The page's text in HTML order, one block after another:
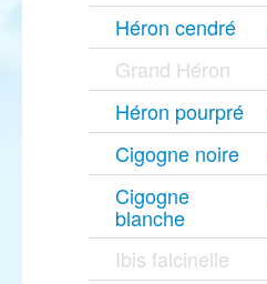
Héron cendré
Grand Héron
Héron pourpré
Cigogne noire
Cigogne
blanche
Ibis falcinelle